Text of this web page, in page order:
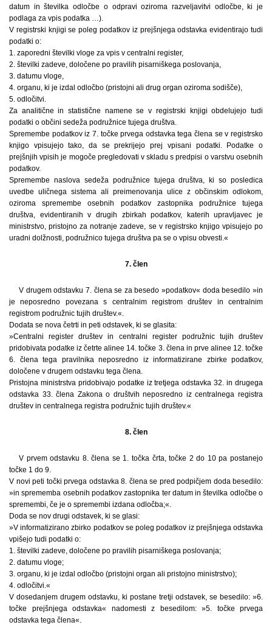
datum in številka odločbe o odpravi oziroma razveljavitvi odločbe, ki je
podlaga za vpis podatka …).
V registrski knjigi se poleg podatkov iz prejšnjega odstavka evidentirajo tudi
podatki o:
1. zaporedni številki vloge za vpis v centralni register,
2. številki zadeve, določene po pravilih pisarniškega poslovanja,
3. datumu vloge,
4. organu, ki je izdal odločbo (pristojni ali drug organ oziroma sodišče),
5. odločitvi.
Za analitične in statistične namene se v registrski knjigi obdelujejo tudi
podatki o občini sedeža podružnice tujega društva.
Spremembe podatkov iz 7. točke prvega odstavka tega člena se v registrsko
knjigo vpisujejo tako, da se prekrijejo prej vpisani podatki. Podatke o
prejšnjih vpisih je mogoče pregledovati v skladu s predpisi o varstvu osebnih
podatkov.
Spremembe naslova sedeža podružnice tujega društva, ki so posledica
uvedbe uličnega sistema ali preimenovanja ulice z občinskim odlokom,
oziroma spremembe osebnih podatkov zastopnika podružnice tujega
društva, evidentiranih v drugih zbirkah podatkov, katerih upravljavec je
ministrstvo, pristojno za notranje zadeve, se v registrsko knjigo vpisujejo po
uradni dolžnosti, podružnico tujega društva pa se o vpisu obvesti.«
7. člen
V drugem odstavku 7. člena se za besedo »podatkov« doda besedilo »in
je neposredno povezana s centralnim registrom društev in centralnim
registrom podružnic tujih društev.«.
Dodata se nova četrti in peti odstavek, ki se glasita:
»Centralni register društev in centralni register podružnic tujih društev
pridobivata podatke iz četrte alinee 14. točke 3. člena in prve alinee 12. točke
6. člena tega pravilnika neposredno iz informatizirane zbirke podatkov,
določene v drugem odstavku tega člena.
Pristojna ministrstva pridobivajo podatke iz tretjega odstavka 32. in drugega
odstavka 33. člena Zakona o društvih neposredno iz centralnega registra
društev in centralnega registra podružnic tujih društev.«
8. člen
V prvem odstavku 8. člena se 1. točka črta, točke 2 do 10 pa postanejo
točke 1 do 9.
V novi peti točki prvega odstavka 8. člena se pred podpičjem doda besedilo:
»in sprememba osebnih podatkov zastopnika ter datum in številka odločbe o
spremembi, če je o spremembi izdana odločba;«.
Doda se nov drugi odstavek, ki se glasi:
»V informatizirano zbirko podatkov se poleg podatkov iz prejšnjega odstavka
vpišejo tudi podatki o:
1. številki zadeve, določene po pravilih pisarniškega poslovanja;
2. datumu vloge;
3. organu, ki je izdal odločbo (pristojni organ ali pristojno ministrstvo);
4. odločitvi.«
V dosedanjem drugem odstavku, ki postane tretji odstavek, se besedilo: »6.
točke prejšnjega odstavka« nadomesti z besedilom: »5. točke prvega
odstavka tega člena«.